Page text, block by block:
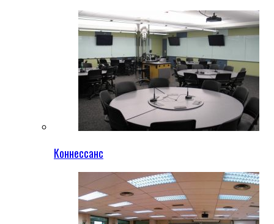
Коннессанс